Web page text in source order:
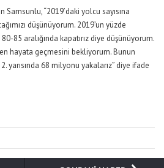
Samsunlu, “2019’daki yolcu sayısına
düşünüyorum. 2019’un yüzde
85 aralığında kapatırız diye düşünüyorum.
hayata geçmesini bekliyorum. Bunun
yarısında 68 milyonu yakalarız” diye ifade